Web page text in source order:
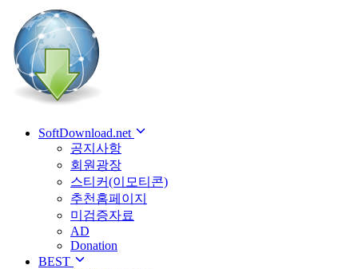
SoftDownload.net
공지사항
회원광장
스티커(이모티콘)
추천홈페이지
미검증자료
AD
Donation
BEST